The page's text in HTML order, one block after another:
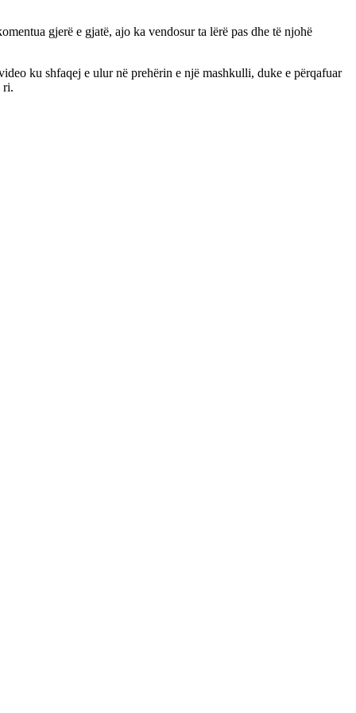
gjerë e gjatë, ajo ka vendosur ta lërë pas dhe të njohë
ku shfaqej e ulur në prehërin e një mashkulli, duke e përqafuar
ri.